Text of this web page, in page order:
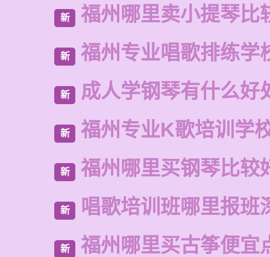
新 福州哪里卖小提琴比
新 福州专业唱歌排练学
新 成人学钢琴有什么好
新 福州专业K歌培训学
新 福州哪里买钢琴比较
新 唱歌培训班哪里报班
新 福州哪里买古筝便宜